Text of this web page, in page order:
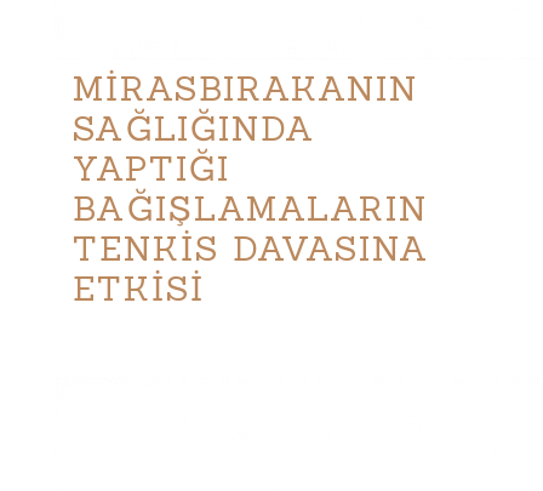
MİRASBIRAKANIN
SAĞLIĞINDA
YAPTIĞI
BAĞIŞLAMALARIN
TENKİS DAVASINA
ETKİSİ